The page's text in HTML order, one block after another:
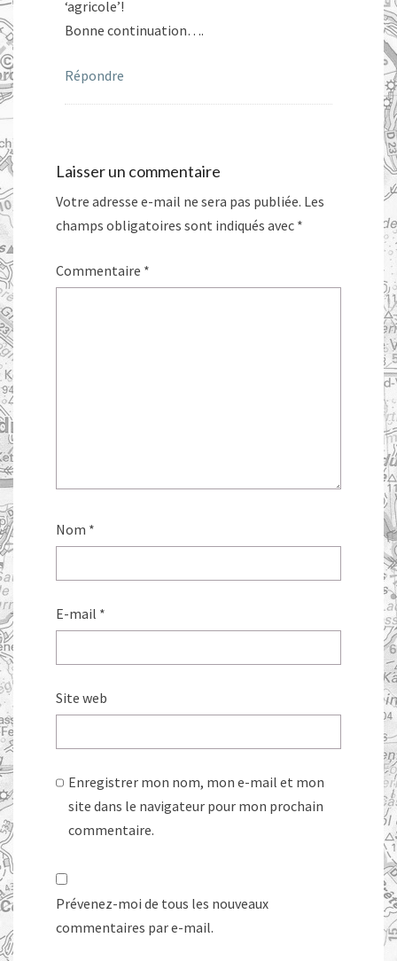
‘agricole’!
Bonne continuation….
Répondre
Laisser un commentaire
Votre adresse e-mail ne sera pas publiée. Les
champs obligatoires sont indiqués avec *
Commentaire *
Nom *
E-mail *
Site web
Enregistrer mon nom, mon e-mail et mon
site dans le navigateur pour mon prochain
commentaire.
Prévenez-moi de tous les nouveaux
commentaires par e-mail.